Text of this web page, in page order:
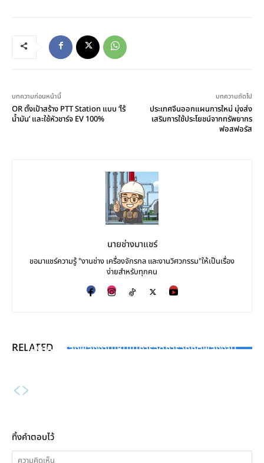
บทความก่อนหน้านี้
OR ตั้งเป้าสร้าง PTT Station แบบ ‘ไร้
น้ำมัน’ และใช้หัวชาร์จ EV 100%
บทความถัดไป
ประเทศจีนออกแผนการใหม่ มุ่งส่ง
เสริมการใช้ประโยชน์จากทรัพยากร
ฟอสฟอรัส
นายช่างมาแชร์
ขอมาแชร์ความรู้ "งานช่าง เครื่องจักรกล และงานวิศวกรรม"ให้เป็นเรื่อง
ง่ายสำหรับทุกคน
RELATED
ยุโรปหาแหล่งพลังงานใหม่ในการจัดการวิกฤตพลังงาน
การปรับเยื้องศูนย์ของเพลา “Shaft Alignment” ใน
ทิ้งคำตอบไว้